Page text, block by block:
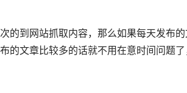
的文章比较多的话就不用在意时间问题了